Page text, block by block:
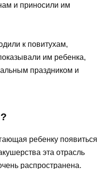
и приносили им
к повитухам,
им ребенка,
праздником и
ребенку появиться
эта отрасль
распространена.